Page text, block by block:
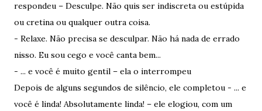
respondeu – Desculpe. Não quis ser indiscreta ou estúpida
ou cretina ou qualquer outra coisa.
- Relaxe. Não precisa se desculpar. Não há nada de errado
nisso. Eu sou cego e você canta bem...
- ... e você é muito gentil – ela o interrompeu
Depois de alguns segundos de silêncio, ele completou - ... e
você é linda! Absolutamente linda! – ele elogiou, com um